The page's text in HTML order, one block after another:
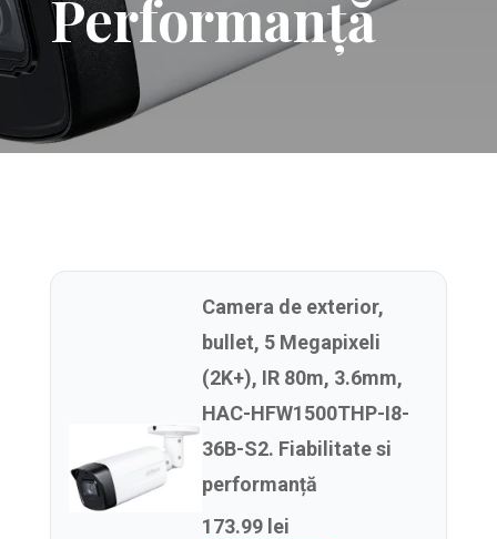
Performanță
Camera de exterior,
bullet, 5 Megapixeli
(2K+), IR 80m, 3.6mm,
HAC-HFW1500THP-I8-
36B-S2. Fiabilitate si
performanță
173.99 lei